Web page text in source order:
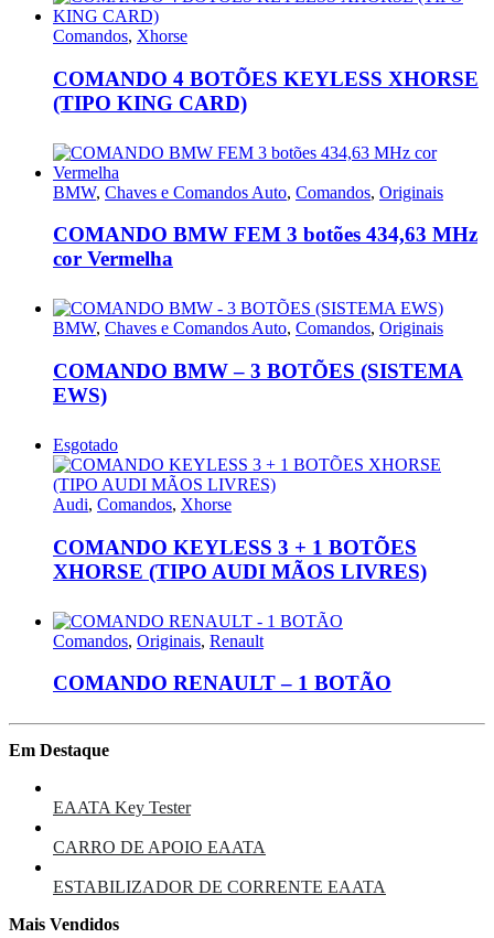
Comandos, Xhorse
COMANDO 4 BOTÕES KEYLESS XHORSE
(TIPO KING CARD)
BMW, Chaves e Comandos Auto, Comandos, Originais
COMANDO BMW FEM 3 botões 434,63 MHz
cor Vermelha
BMW, Chaves e Comandos Auto, Comandos, Originais
COMANDO BMW – 3 BOTÕES (SISTEMA
EWS)
Esgotado
Audi, Comandos, Xhorse
COMANDO KEYLESS 3 + 1 BOTÕES
XHORSE (TIPO AUDI MÃOS LIVRES)
Comandos, Originais, Renault
COMANDO RENAULT – 1 BOTÃO
Em Destaque
EAATA Key Tester
CARRO DE APOIO EAATA
ESTABILIZADOR DE CORRENTE EAATA
Mais Vendidos